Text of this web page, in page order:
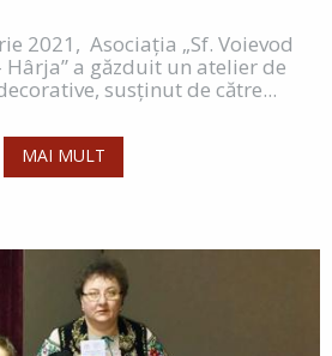
2021, Asociaţia „Sf. Voievod
Hârja” a găzduit un atelier de
susţinut de către...
MAI MULT